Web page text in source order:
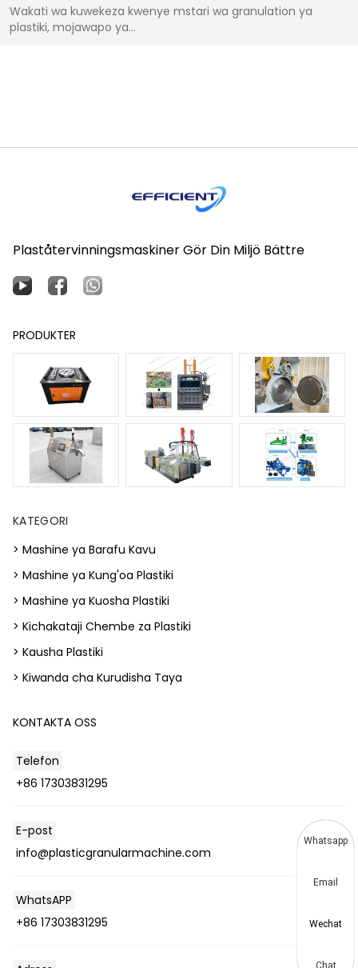
Wakati wa kuwekeza kwenye mstari wa granulation ya
plastiki, mojawapo ya…
Plaståtervinningsmaskiner Gör Din Miljö Bättre
PRODUKTER
KATEGORI
> Mashine ya Barafu Kavu
> Mashine ya Kung'oa Plastiki
> Mashine ya Kuosha Plastiki
> Kichakataji Chembe za Plastiki
> Kausha Plastiki
> Kiwanda cha Kurudisha Taya
KONTAKTA OSS
Telefon
+86 17303831295
E-post
info@plasticgranularmachine.com
WhatsAPP
+86 17303831295
Whatsapp
Email
Wechat
Chat